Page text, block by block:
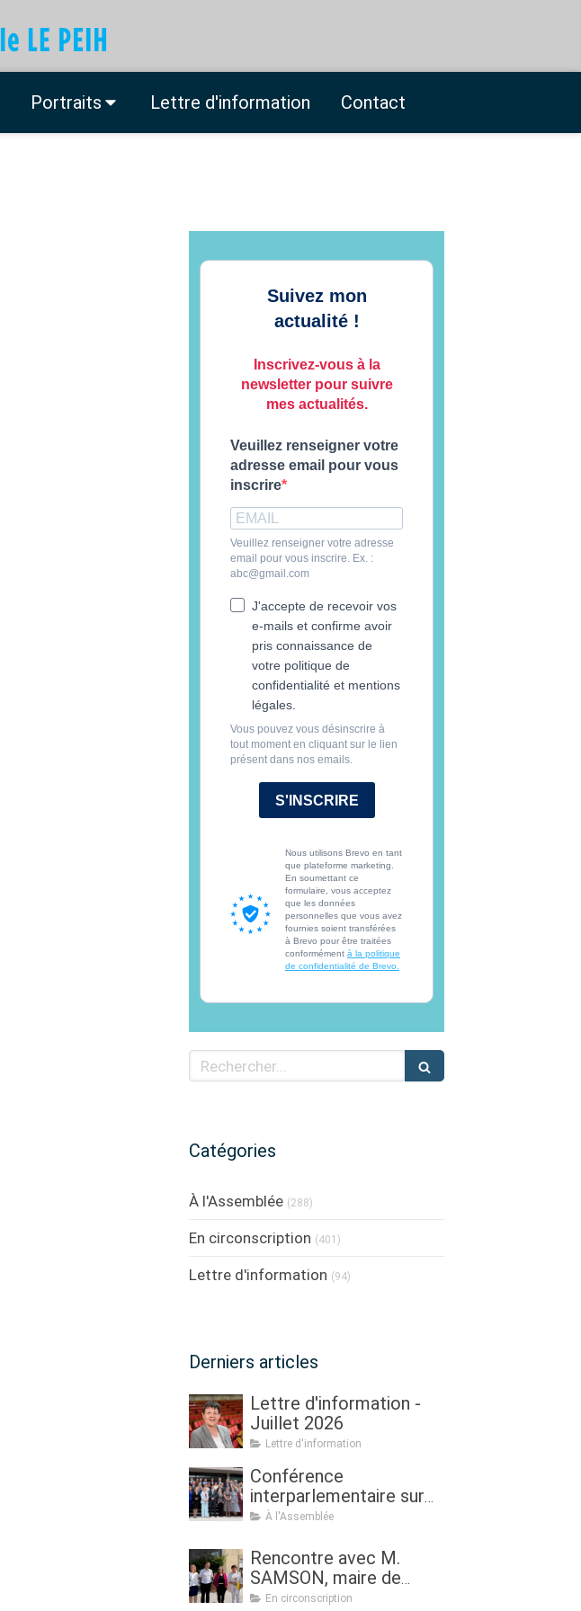
Portraits Lettre d'information Contact
Suivez mon
actualité !
Inscrivez-vous à la
newsletter pour suivre
mes actualités.
Veuillez renseigner votre
adresse email pour vous
inscrire
Veuillez renseigner votre adresse
email pour vous inscrire. Ex. :
abc@gmail.com
J'accepte de recevoir vos
e-mails et confirme avoir
pris connaissance de
votre politique de
confidentialité et mentions
légales.
Vous pouvez vous désinscrire à
tout moment en cliquant sur le lien
présent dans nos emails.
S'INSCRIRE
Nous utilisons Brevo en tant
que plateforme marketing.
En soumettant ce
formulaire, vous acceptez
que les données
personnelles que vous avez
fournies soient transférées
à Brevo pour être traitées
conformément à la politique
de confidentialité de Brevo.
Rechercher
Catégories
À l'Assemblée (288)
En circonscription (401)
Lettre d'information (94)
Derniers articles
Lettre d'information -
Juillet 2026
Lettre d'information
Conférence
interparlementaire sur
l’agriculture à Dublin : «
l'agriculture, de la
politique à la pratique.
Renouveau
À l'Assemblée
Rencontre avec M.
SAMSON, maire de
Sulniac
En circonscription